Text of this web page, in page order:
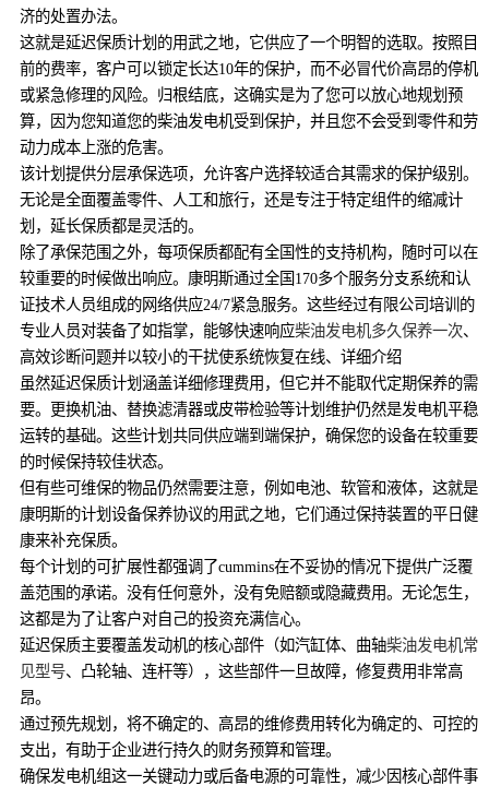
济的处置办法。
这就是延迟保质计划的用武之地，它供应了一个明智的选取。按照目
前的费率，客户可以锁定长达10年的保护，而不必冒代价高昂的停机
或紧急修理的风险。归根结底，这确实是为了您可以放心地规划预
算，因为您知道您的柴油发电机受到保护，并且您不会受到零件和劳
动力成本上涨的危害。
该计划提供分层承保选项，允许客户选择较适合其需求的保护级别。
无论是全面覆盖零件、人工和旅行，还是专注于特定组件的缩减计
划，延长保质都是灵活的。
除了承保范围之外，每项保质都配有全国性的支持机构，随时可以在
较重要的时候做出响应。康明斯通过全国170多个服务分支系统和认
证技术人员组成的网络供应24/7紧急服务。这些经过有限公司培训的
专业人员对装备了如指掌，能够快速响应柴油发电机多久保养一次、
高效诊断问题并以较小的干扰使系统恢复在线、详细介绍
虽然延迟保质计划涵盖详细修理费用，但它并不能取代定期保养的需
要。更换机油、替换滤清器或皮带检验等计划维护仍然是发电机平稳
运转的基础。这些计划共同供应端到端保护，确保您的设备在较重要
的时候保持较佳状态。
但有些可维保的物品仍然需要注意，例如电池、软管和液体，这就是
康明斯的计划设备保养协议的用武之地，它们通过保持装置的平日健
康来补充保质。
每个计划的可扩展性都强调了cummins在不妥协的情况下提供广泛覆
盖范围的承诺。没有任何意外，没有免赔额或隐藏费用。无论怎生，
这都是为了让客户对自己的投资充满信心。
延迟保质主要覆盖发动机的核心部件（如汽缸体、曲轴柴油发电机常
见型号、凸轮轴、连杆等），这些部件一旦故障，修复费用非常高
昂。
通过预先规划，将不确定的、高昂的维修费用转化为确定的、可控的
支出，有助于企业进行持久的财务预算和管理。
确保发电机组这一关键动力或后备电源的可靠性，减少因核心部件事